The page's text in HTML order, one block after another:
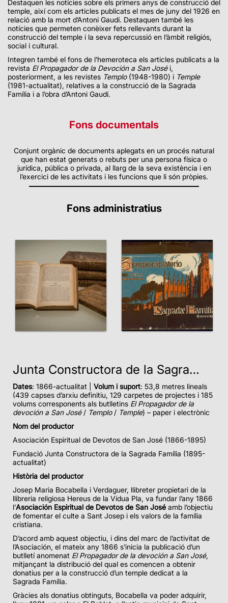
Destaquen les notícies sobre els primers anys de construcció del
temple, així com els articles publicats el mes de juny del 1926 en
relació amb la mort d’Antoni Gaudí. Destaquen també les
notícies que permeten conèixer fets rellevants durant la
construcció del temple i la seva repercussió en l’àmbit religiós,
social i cultural.
Integren també el fons de l’hemeroteca els articles publicats a la
revista El Propagador de la Devoción a San Joséi,
posteriorment, a les revistes Templo(1948-1980) i Temple
(1981-actualitat), relatives a la construcció de la Sagrada
Família i a l’obra d’Antoni Gaudí.
Fons documentals
Conjunt orgànic de documents aplegats en un procés natural
que han estat generats o rebuts per una persona física o
jurídica, pública o privada, al llarg de la seva existència i en
l’exercici de les activitats i les funcions que li són pròpies.
Fons administratius
Junta Constructora de la Sagrada Família
Dates: 1866-actualitat | Volum i suport: 53,8 metres lineals
(439 capses d’arxiu definitiu, 129 carpetes de projectes i 185
volums corresponents als butlletins El Propagador de la
devoción a San José/ Templo/ Temple) – paper i electrònic
Nom del productor
Asociación Espiritual de Devotos de San José (1866-1895)
Fundació Junta Constructora de la Sagrada Família (1895-
actualitat)
Història del productor
Josep Maria Bocabella i Verdaguer, llibreter propietari de la
llibreria religiosa Hereus de la Vídua Pla, va fundar l’any 1866
l’Asociación Espiritual de Devotos de San José amb l’objectiu
de fomentar el culte a Sant Josep i els valors de la família
cristiana.
D’acord amb aquest objectiu, i dins del marc de l’activitat de
l’Asociación, el mateix any 1866 s’inicia la publicació d’un
butlletí anomenat El Propagador de la devoción a San José,
mitjançant la distribució del qual es comencen a obtenir
donatius per a la construcció d’un temple dedicat a la
Sagrada Família.
Gràcies als donatius obtinguts, Bocabella va poder adquirir,